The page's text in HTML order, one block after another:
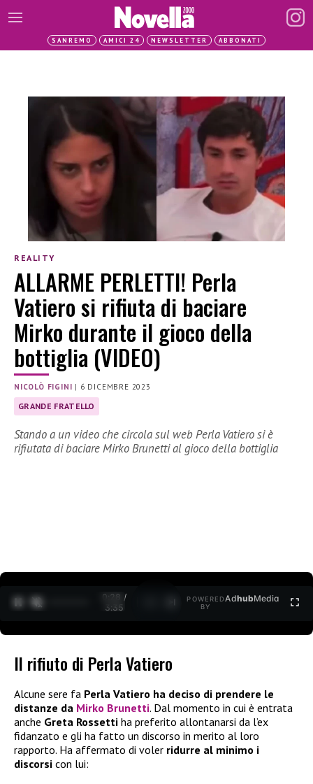
SANREMO AMICI 24 NEWSLETTER ABBONATI
REALITY
ALLARME PERLETTI! Perla
Vatiero si rifiuta di baciare
Mirko durante il gioco della
bottiglia (VIDEO)
NICOLÒ FIGINI | 6 DICEMBRE 2023
GRANDE FRATELLO
Stando a un video che circola sul web Perla Vatiero si è
rifiutata di baciare Mirko Brunetti al gioco della bottiglia
0:29 /
3:35
POWERED
BY
AdhubMedia
Il rifiuto di Perla Vatiero
Alcune sere fa Perla Vatiero ha deciso di prendere le
distanze da Mirko Brunetti. Dal momento in cui è entrata
anche Greta Rossetti ha preferito allontanarsi da l’ex
fidanzato e gli ha fatto un discorso in merito al loro
rapporto. Ha affermato di voler ridurre al minimo i
discorsi con lui: